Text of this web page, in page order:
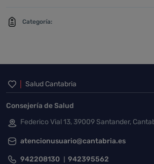
Categoría:
Inicio del pie de
Salud Cantabria
Consejería de Salud
Federico Vial 13, 39009 Santander,
atencionusuario@cantabria.es
942208130 942395562